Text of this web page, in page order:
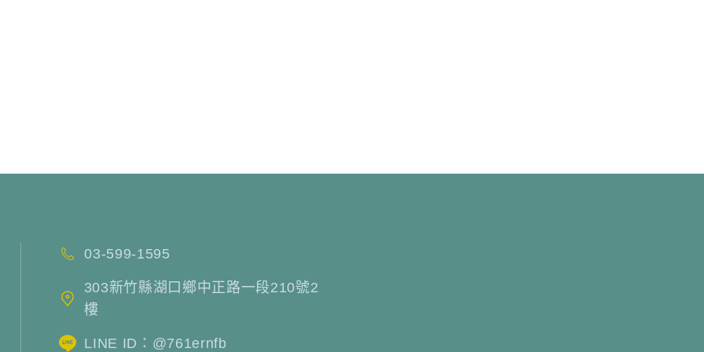
03-599-1595
303新竹縣湖口鄉中正路一段210號2
樓
LINE ID：@761ernfb